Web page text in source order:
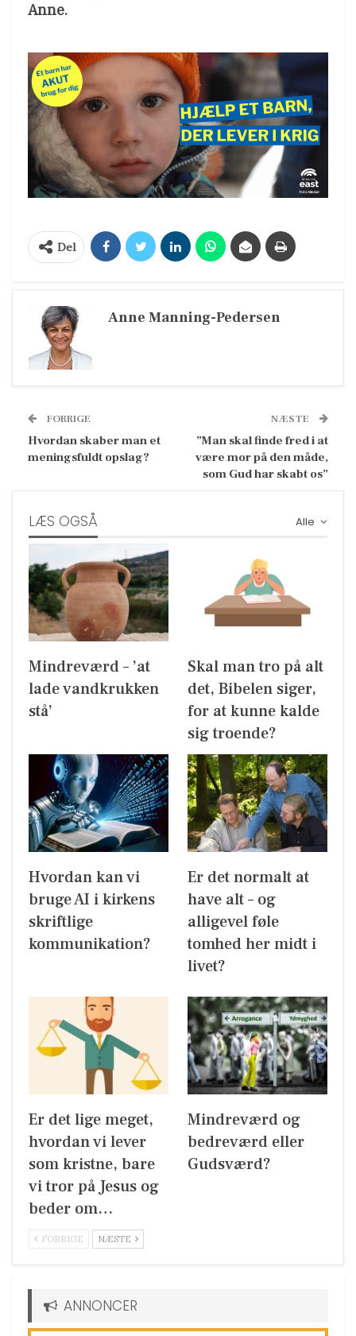
Anne.
Del
Anne Manning-Pedersen
FORRIGE
Hvordan skaber man et
meningsfuldt opslag?
NÆSTE
”Man skal finde fred i at
være mor på den måde,
som Gud har skabt os”
Alle
LÆS OGSÅ
Mindreværd – ’at
lade vandkrukken
stå’
Skal man tro på alt
det, Bibelen siger,
for at kunne kalde
sig troende?
Hvordan kan vi
bruge AI i kirkens
skriftlige
kommunikation?
Er det normalt at
have alt – og
alligevel føle
tomhed her midt i
livet?
Er det lige meget,
hvordan vi lever
som kristne, bare
vi tror på Jesus og
beder om…
Mindreværd og
bedreværd eller
Gudsværd?
FORRIGE NÆSTE
ANNONCER